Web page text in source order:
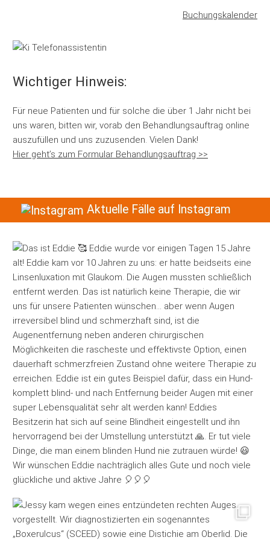
Buchungskalender
Wichtiger Hinweis:
Für neue Patienten und für solche die über 1 Jahr nicht bei
uns waren, bitten wir, vorab den Behandlungsauftrag online
auszufüllen und uns zuzusenden. Vielen Dank!
Hier geht’s zum Formular Behandlungsauftrag >>
Aktuelle Fälle auf Instagram